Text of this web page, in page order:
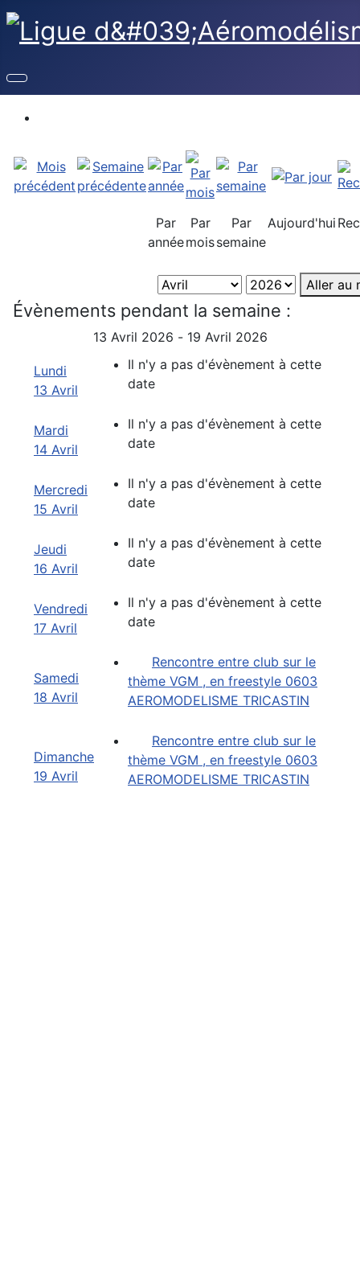
Par
année
Par
mois
Par
semaine
Aujourd'hui
Aller au
Évènements pendant la semaine :
13 Avril 2026 - 19 Avril 2026
Lundi
13 Avril
Il n'y a pas d'évènement à cette
date
Mardi
14 Avril
Il n'y a pas d'évènement à cette
date
Mercredi
15 Avril
Il n'y a pas d'évènement à cette
date
Jeudi
16 Avril
Il n'y a pas d'évènement à cette
date
Vendredi
17 Avril
Il n'y a pas d'évènement à cette
date
Samedi
18 Avril
Rencontre entre club sur le
thème VGM , en freestyle 0603
AEROMODELISME TRICASTIN
Dimanche
19 Avril
Rencontre entre club sur le
thème VGM , en freestyle 0603
AEROMODELISME TRICASTIN